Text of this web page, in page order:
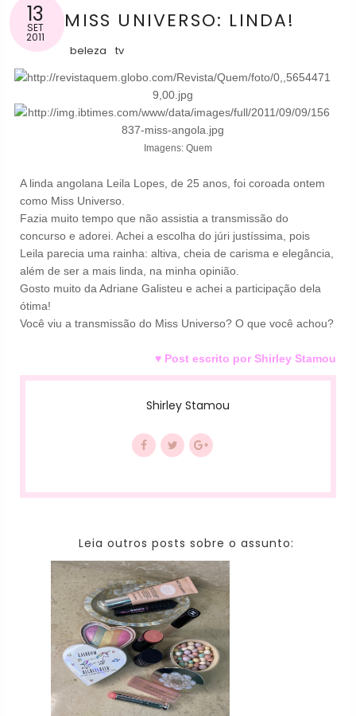
13
SET
2011
MISS UNIVERSO: LINDA!
beleza tv
Imagens: Quem
A linda angolana Leila Lopes, de 25 anos, foi coroada ontem
como Miss Universo.
Fazia muito tempo que não assistia a transmissão do
concurso e adorei. Achei a escolha do júri justíssima, pois
Leila parecia uma rainha: altiva, cheia de carisma e elegância,
além de ser a mais linda, na minha opinião.
Gosto muito da Adriane Galisteu e achei a participação dela
ótima!
Você viu a transmissão do Miss Universo? O que você achou?
♥ Post escrito por Shirley Stamou
Shirley Stamou
Leia outros posts sobre o assunto: